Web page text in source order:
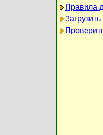
Правила